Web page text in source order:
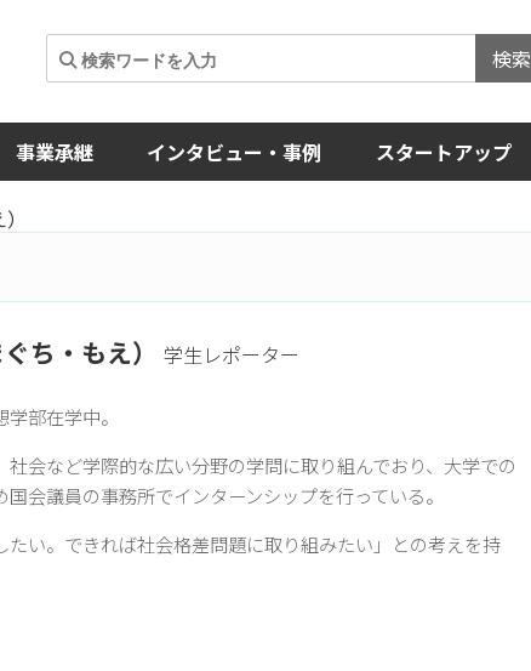
検索
事業承継 インタビュー・事例 スタートアップ
ち・もえ） 学生レポーター
部在学中。
社会など学際的な広い分野の学問に取り組んでおり、大学での
会議員の事務所でインターンシップを行っている。
たい。できれば社会格差問題に取り組みたい」との考えを持